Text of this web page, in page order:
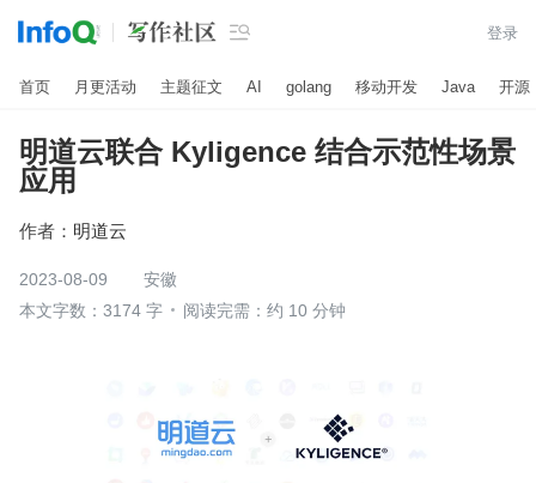
 登录
首页 月更活动 主题征文 AI golang 移动开发 Java 开源
明道云联合 Kyligence 结合示范性场景
应用
作者： 明道云
2023-08-09
安徽
本文字数：3174 字
阅读完需：约 10 分钟